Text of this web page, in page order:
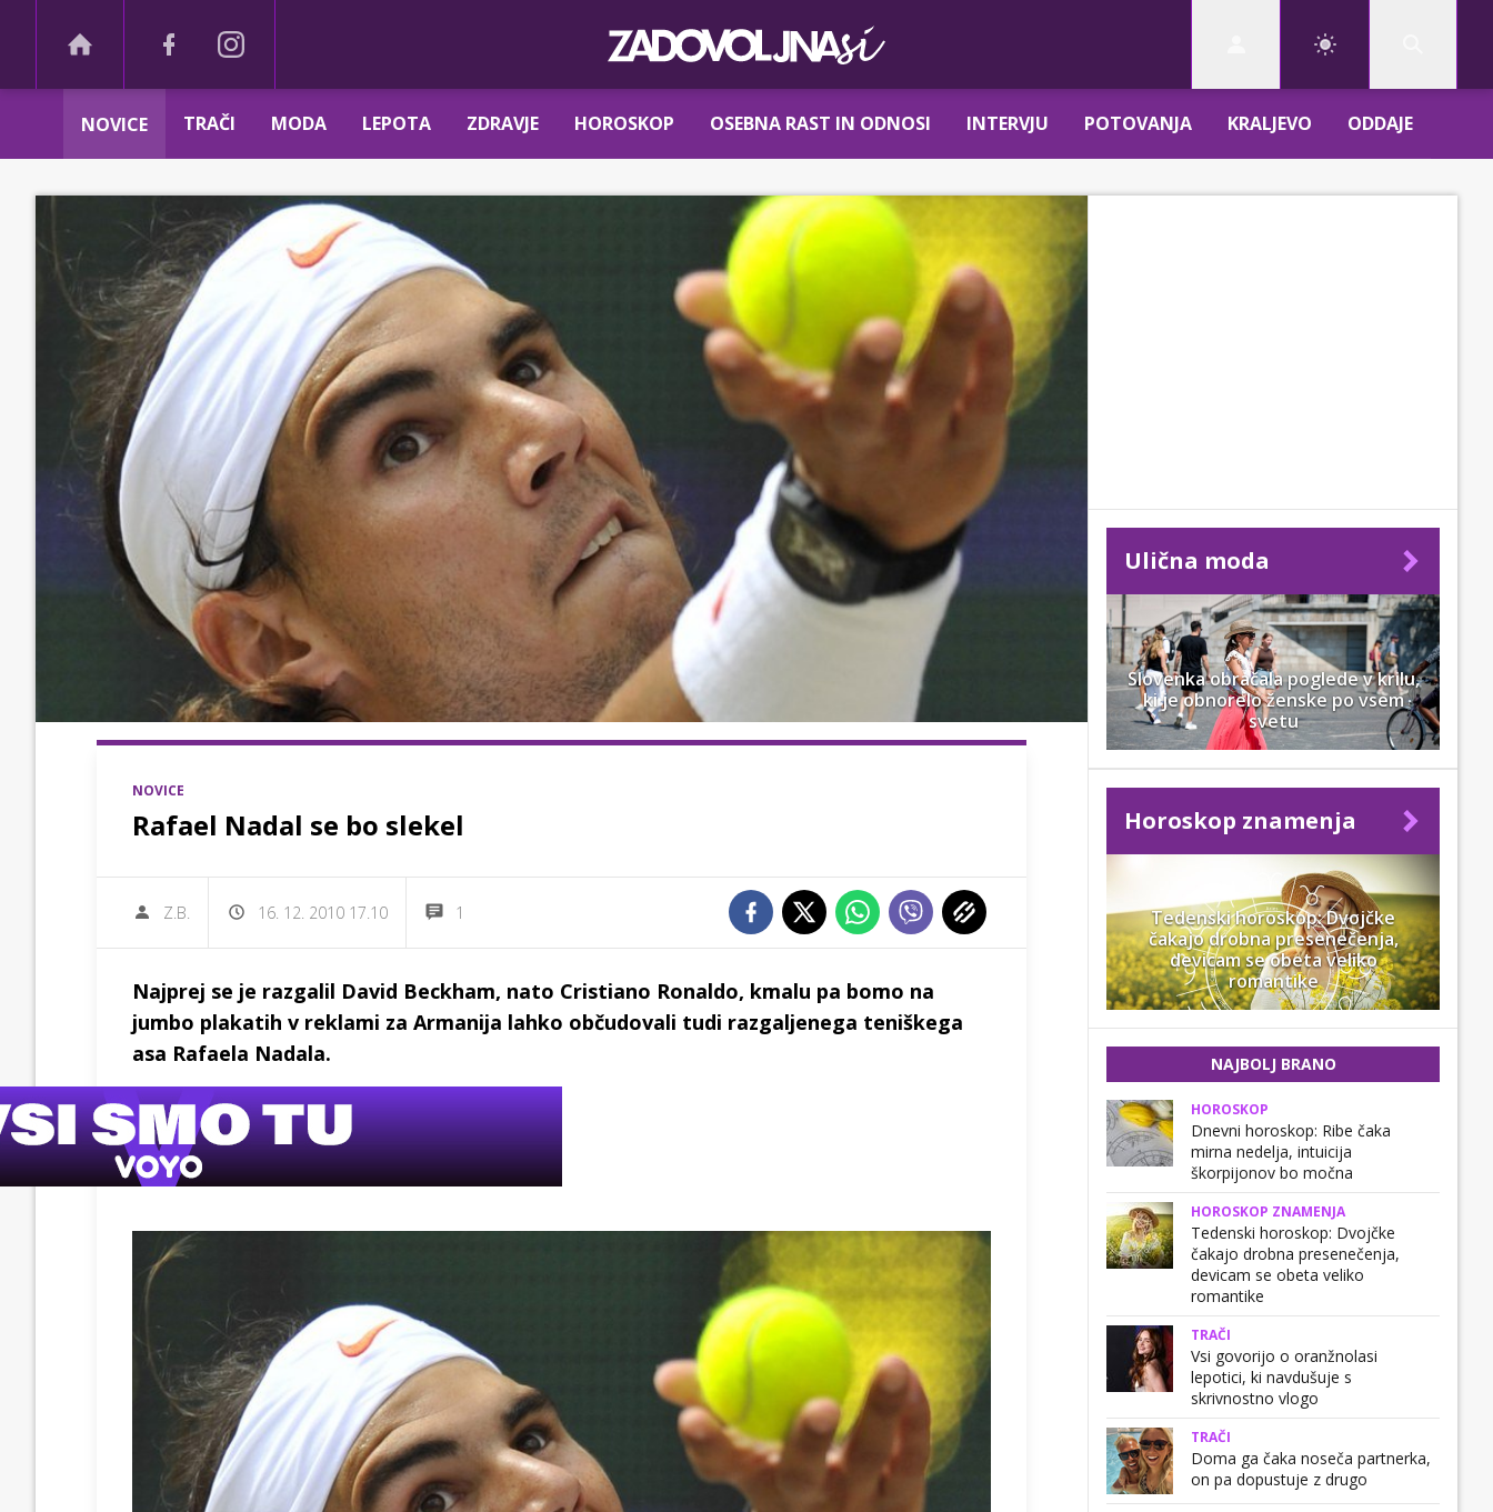
NOVICE TRAČI MODA LEPOTA ZDRAVJE HOROSKOP OSEBNA RAST IN ODNOSI INTERVJU POTOVANJA KRALJEVO ODDAJE
NOVICE
Rafael Nadal se bo slekel
Z.B. 16. 12. 2010 17.10 1
Najprej se je razgalil David Beckham, nato Cristiano Ronaldo, kmalu pa bomo na
jumbo plakatih v reklami za Armanija lahko občudovali tudi razgaljenega teniškega
asa Rafaela Nadala.
Ulična moda
Slovenka obračala poglede v krilu,
ki je obnorelo ženske po vsem
svetu
Horoskop znamenja
Tedenski horoskop: Dvojčke
čakajo drobna presenečenja,
devicam se obeta veliko
romantike
NAJBOLJ BRANO
HOROSKOP
Dnevni horoskop: Ribe čaka
mirna nedelja, intuicija
škorpijonov bo močna
HOROSKOP ZNAMENJA
Tedenski horoskop: Dvojčke
čakajo drobna presenečenja,
devicam se obeta veliko
romantike
TRAČI
Vsi govorijo o oranžnolasi
lepotici, ki navdušuje s
skrivnostno vlogo
TRAČI
Doma ga čaka noseča partnerka,
on pa dopustuje z drugo